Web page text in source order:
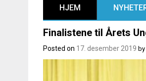
HJEM
Finalistene til Årets
Posted on 17. desember 2019 by